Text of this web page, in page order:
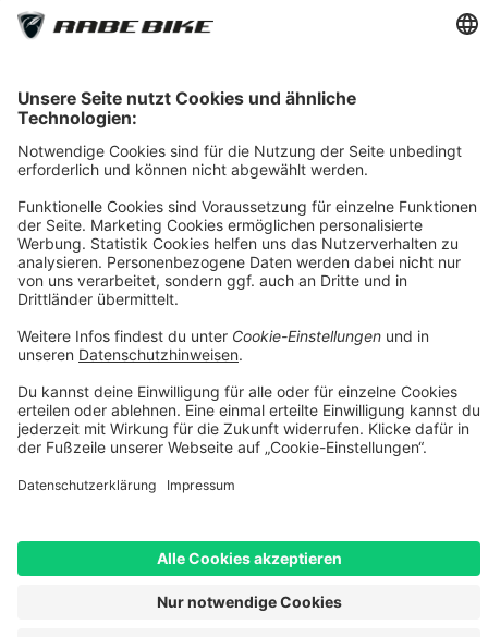
[1] Vermittlung erfolgt ausschließlich für unseren
[2] Die dargestellten Leasingraten werden durch einen integrierten
Rechner der Smartfit GmbH auf Basis Ihrer Eingaben kalkuliert und
dienen ausschließlich der unverbindlichen Orientierung. Es handelt
sich nicht um ein verbindliches Angebot im rechtlichen Sinne. Die
Bonitätsprüfung, individuellen Vertragskonditionen, Gebühren
sowie etwaigen Zusatzleistungen abweichen. Maßgeblich sind
ausschließlich die Konditionen des jeweiligen Leasingvertrags
sowie die verbindliche Kalkulation des Leasinggebers.
[3] Leasing-Preis: Bei im Preis reduzierten Fahrrädern erheben wir
einen geringen Aufschlag von max. 5% auf den Angebotspreis.
Diesen Aufschlag berechnen wir aufgrund erhöhtem Aufwand und
Mehrkosten beim Leasing. Unser Aufschlag ist geringer als i.d.R. in
der Branche üblich. Bei nicht-reduzierten Fahrrädern entfällt dieser
Aufschlag. Rabattcodes können beim Leasing nicht angewendet
werden.